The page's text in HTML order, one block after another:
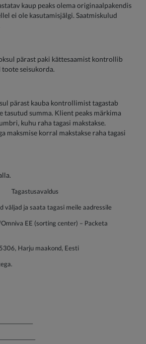
kaup peaks olema originaalpakendis
ei ole kasutamisjälgi. Saatmiskulud
pärast paki kättesaamist kontrollib
seisukorda.
pärast kauba kontrollimist tagastab
tasutud summa. Klient peaks märkima
kuhu raha tagasi makstakse.
maksmise korral makstakse raha tagasi
Tagastusavaldus
väljad ja saata tagasi meile aadressile
EE (sorting center) – Packeta
Harju maakond, Eesti